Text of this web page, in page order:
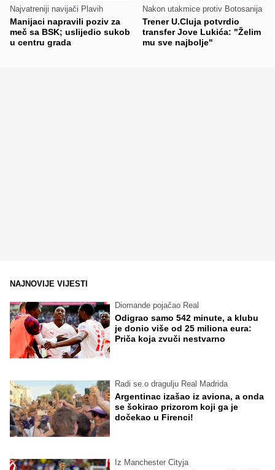
Najvatreniji navijači Plavih
Manijaci napravili poziv za
meč sa BSK; uslijedio sukob
u centru grada
Nakon utakmice protiv Botosanija
Trener U.Cluja potvrdio
transfer Jove Lukića: "Želim
mu sve najbolje"
NAJNOVIJE VIJESTI
Diomande pojačao Real
Odigrao samo 542 minute, a klubu
je donio više od 25 miliona eura:
Priča koja zvuči nestvarno
Radi se.o dragulju Real Madrida
Argentinac izašao iz aviona, a onda
se šokirao prizorom koji ga je
dočekao u Firenci!
Iz Manchester Cityja